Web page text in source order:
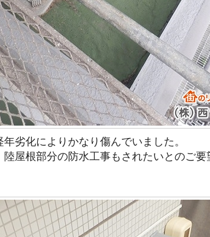
劣化によりかなり傷んでいました。
屋根部分の防水工事もされたいとのご要